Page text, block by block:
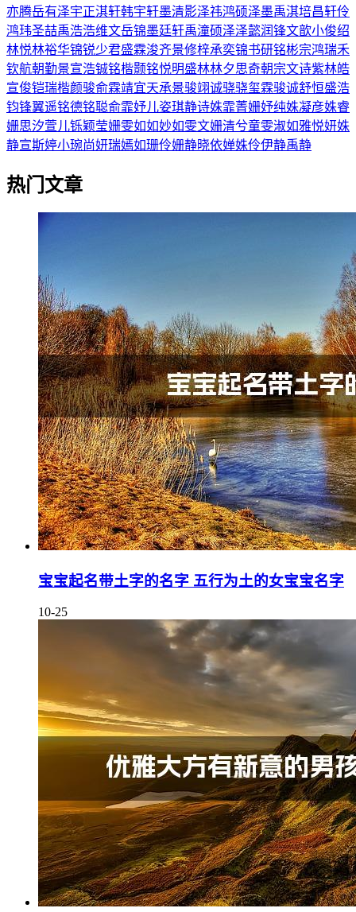
亦腾岳有泽宇正淇轩韩宇轩墨清影泽祎鸿硕泽墨禹淇培昌轩伶
鸿玮圣喆禹浩浩维文岳锦墨廷轩禹潼硕泽泽懿润锋文歆小俊绍
林悦林裕华锦锐少君盛霖浚齐景修梓承奕锦书研铭彬宗鸿瑞禾
钦航朝勤景宣浩铖铭楷颢铭悦明盛林林夕思奇朝宗文诗紫林皓
宣俊铠瑞楷颜骏俞霖靖宜天承景骏翊诚骁骁玺霖骏诚舒恒盛浩
钧锋翼遥铭德铭聪俞霏妤儿姿琪静诗姝霏菁姗妤纯姝凝彦姝睿
姗思汐萱儿铄颖莹姗雯如如妙如雯文姗清兮童雯淑如雅悦妍姝
静宣斯婷小琬尚妍瑞嫣如珊伶姗静晓依婵姝伶伊静禹静
热门文章
宝宝起名带土字的名字 五行为土的女宝宝名字
10-25